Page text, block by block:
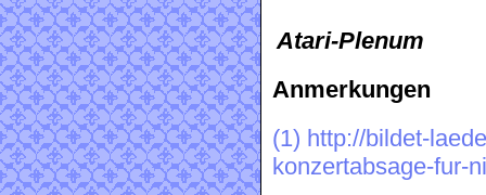
Atari-Plenum
Anmerkungen
(1) http://bildet-
konzertabsage-fur-